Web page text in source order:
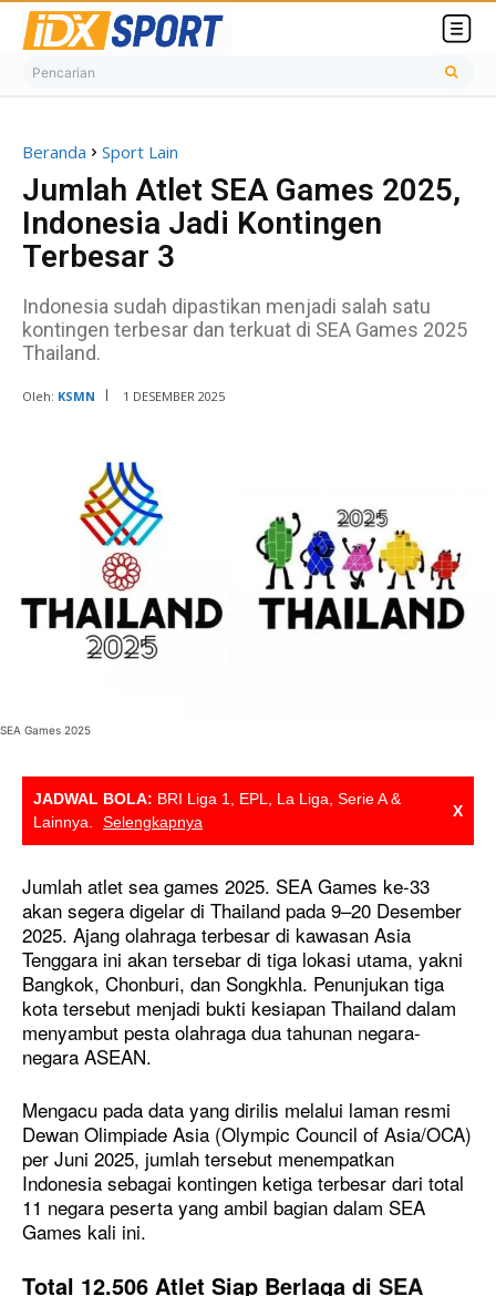
Pencarian
Beranda Sport Lain
Jumlah Atlet SEA Games 2025,
Indonesia Jadi Kontingen
Terbesar 3
Indonesia sudah dipastikan menjadi salah satu
kontingen terbesar dan terkuat di SEA Games 2025
Thailand.
Oleh: KSMN 1 DESEMBER 2025
SEA Games 2025
JADWAL BOLA: BRI Liga 1, EPL, La Liga, Serie A &
Lainnya.
Selengkapnya
X
Jumlah atlet sea games 2025. SEA Games ke-33
akan segera digelar di Thailand pada 9–20 Desember
2025. Ajang olahraga terbesar di kawasan Asia
Tenggara ini akan tersebar di tiga lokasi utama, yakni
Bangkok, Chonburi, dan Songkhla. Penunjukan tiga
kota tersebut menjadi bukti kesiapan Thailand dalam
menyambut pesta olahraga dua tahunan negara-
negara ASEAN.
Mengacu pada data yang dirilis melalui laman resmi
Dewan Olimpiade Asia (Olympic Council of Asia/OCA)
per Juni 2025, jumlah tersebut menempatkan
Indonesia sebagai kontingen ketiga terbesar dari total
11 negara peserta yang ambil bagian dalam SEA
Games kali ini.
Total 12.506 Atlet Siap Berlaga di SEA